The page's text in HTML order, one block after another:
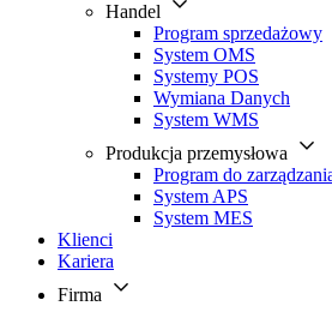
Handel
Program sprzedażowy
System OMS
Systemy POS
Wymiana Danych
System WMS
Produkcja przemysłowa
Program do
System APS
System MES
Klienci
Kariera
Firma